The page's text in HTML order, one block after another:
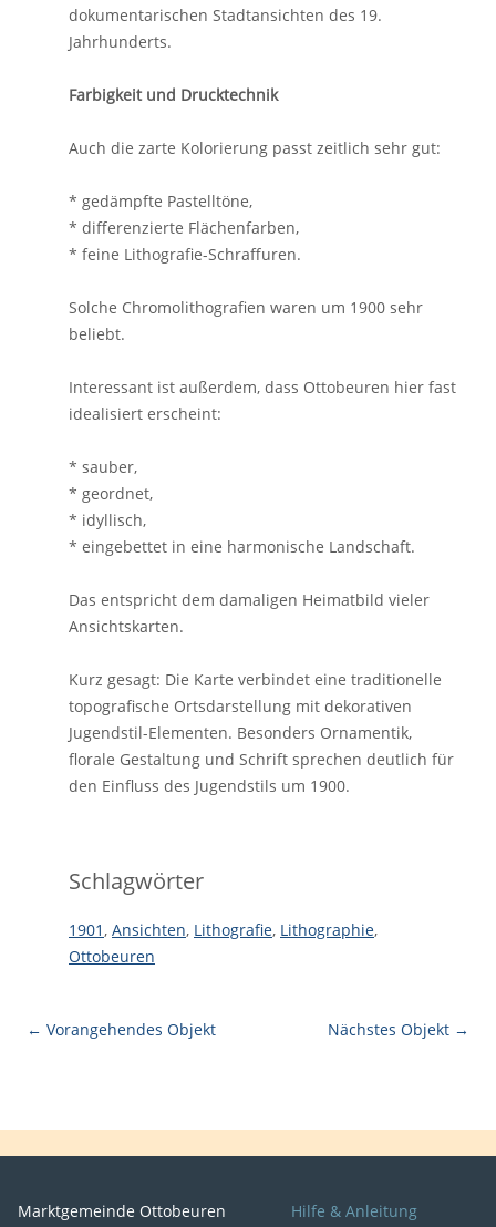
dokumentarischen Stadtansichten des 19.
Jahrhunderts.
Farbigkeit und Drucktechnik
Auch die zarte Kolorierung passt zeitlich sehr gut:
* gedämpfte Pastelltöne,
* differenzierte Flächenfarben,
* feine Lithografie-Schraffuren.
Solche Chromolithografien waren um 1900 sehr
beliebt.
Interessant ist außerdem, dass Ottobeuren hier fast
idealisiert erscheint:
* sauber,
* geordnet,
* idyllisch,
* eingebettet in eine harmonische Landschaft.
Das entspricht dem damaligen Heimatbild vieler
Ansichtskarten.
Kurz gesagt: Die Karte verbindet eine traditionelle
topografische Ortsdarstellung mit dekorativen
Jugendstil-Elementen. Besonders Ornamentik,
florale Gestaltung und Schrift sprechen deutlich für
den Einfluss des Jugendstils um 1900.
Schlagwörter
1901, Ansichten, Lithografie, Lithographie,
Ottobeuren
← Vorangehendes Objekt Nächstes Objekt →
Marktgemeinde Ottobeuren Hilfe & Anleitung